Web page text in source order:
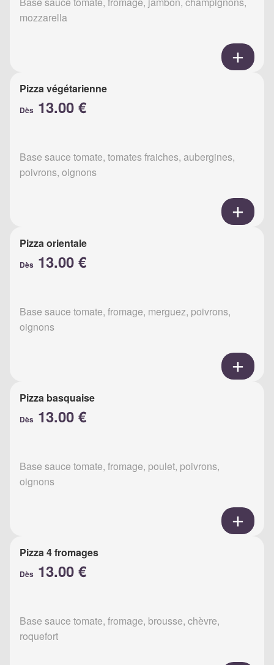
mozzarella
Pizza végétarienne
Dès 13.00 €
Base sauce tomate, tomates fraiches, aubergines,
poivrons, oignons
Pizza orientale
Dès 13.00 €
Base sauce tomate, fromage, merguez, poivrons,
oignons
Pizza basquaise
Dès 13.00 €
Base sauce tomate, fromage, poulet, poivrons,
oignons
Pizza 4 fromages
Dès 13.00 €
Base sauce tomate, fromage, brousse, chèvre,
roquefort